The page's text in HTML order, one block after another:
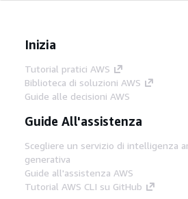
Inizia
Tutorial pratici AWS
Biblioteca di soluzioni AWS
Guide alle decisioni AWS
Guide All'assistenza
Scegliere un servizio di intelligenza
generativa
Guide all'assistenza AWS
Tutorial AWS CLI su GitHub